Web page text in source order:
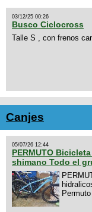
03/12/25 00:26
Busco Ciclocross
Talle S , con frenos
Canjes
05/07/26 12:44
PERMUTO
shimano Todo el